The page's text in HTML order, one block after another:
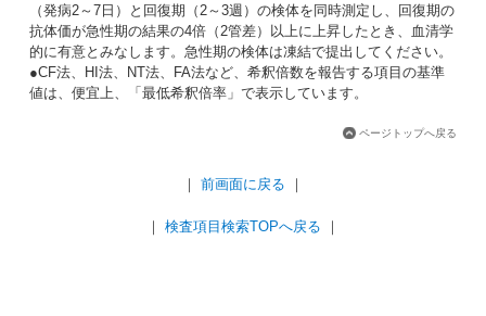
（発病2～7日）と回復期（2～3週）の検体を同時測定し、回復期の
抗体価が急性期の結果の4倍（2管差）以上に上昇したとき、血清学
的に有意とみなします。急性期の検体は凍結で提出してください。
●CF法、HI法、NT法、FA法など、希釈倍数を報告する項目の基準
値は、便宜上、「最低希釈倍率」で表示しています。
ページトップへ戻る
｜ 前画面に戻る ｜
｜ 検査項目検索TOPへ戻る ｜